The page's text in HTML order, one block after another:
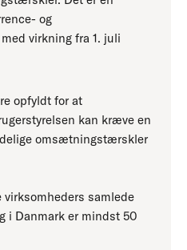
og
virkning fra 1. juli
opfyldt for at
kan kræve en
omsætningstærskler
virksomheders samlede
i Danmark er mindst 50